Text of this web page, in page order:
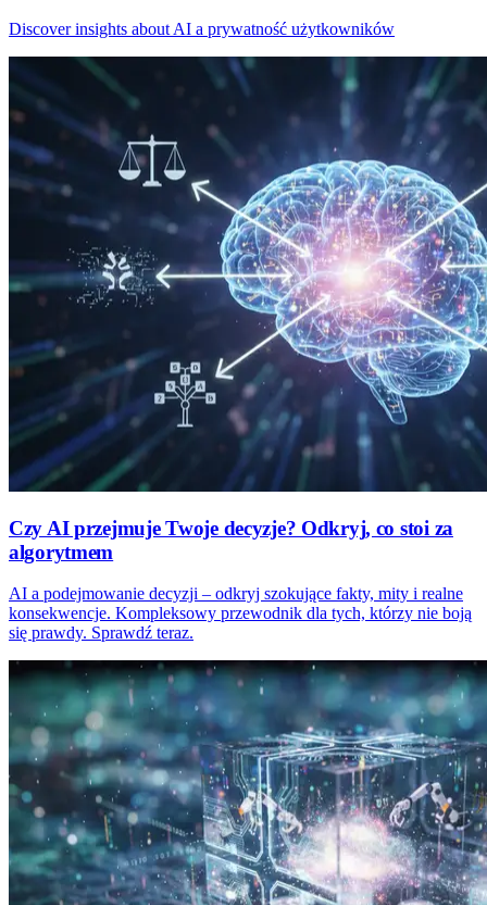
Discover insights about AI a prywatność użytkowników
Czy AI przejmuje Twoje decyzje? Odkryj, co stoi za
algorytmem
AI a podejmowanie decyzji – odkryj szokujące fakty, mity i realne
konsekwencje. Kompleksowy przewodnik dla tych, którzy nie boją
się prawdy. Sprawdź teraz.